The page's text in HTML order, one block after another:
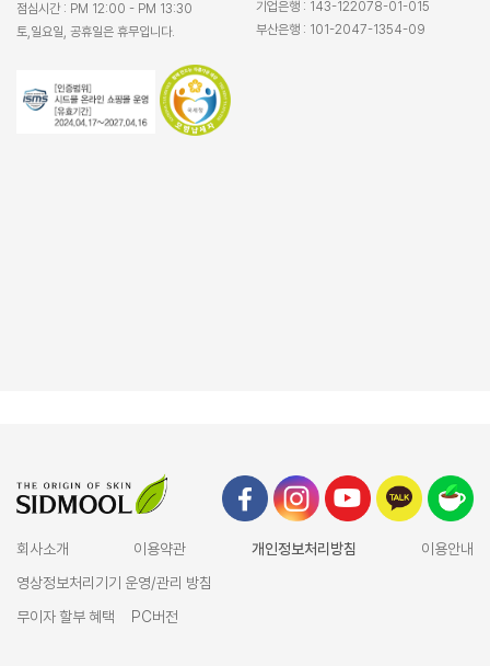
점심시간 : PM 12:00 - PM 13:30
토,일요일, 공휴일은 휴무입니다.
기업은행 : 143-122078-01-015
부산은행 : 101-2047-1354-09
회사소개 이용약관 개인정보처리방침
이용안내
영상정보처리기기 운영/관리 방침
무이자 할부 혜택
PC버전